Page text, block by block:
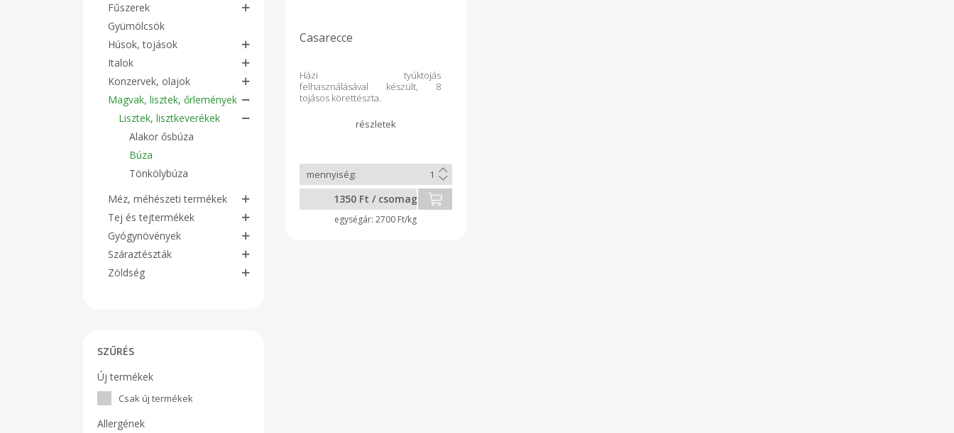
Fűszerek
Gyümölcsök
Húsok, tojások
Italok
Konzervek, olajok
Magvak, lisztek, őrlemények
Lisztek, lisztkeverékek
Alakor ősbúza
Búza
Tönkölybúza
Méz, méhészeti termékek
Tej és tejtermékek
Gyógynövények
Száraztészták
Zöldség
SZŰRÉS
Új termékek
Csak új termékek
Allergének
Casarecce
Házi tyúktojás
felhasználásával készült, 8
tojásos körettészta.
1350 Ft / csomag
2700 Ft/kg